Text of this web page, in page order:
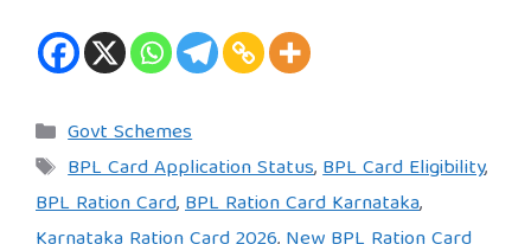
Categories
Govt Schemes
Tags
BPL Card Application Status,BPL Card Eligibility,
BPL Ration Card,BPL Ration Card Karnataka,